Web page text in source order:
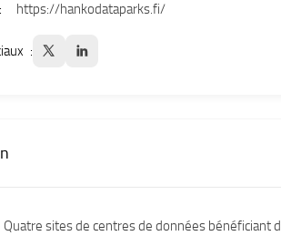
https://hankodataparks.fi/
Quatre sites de centres de données bénéficiant